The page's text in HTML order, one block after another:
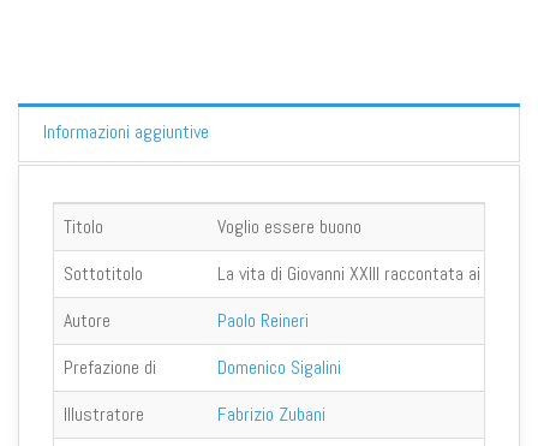
Informazioni aggiuntive
Titolo
Voglio essere buono
Sottotitolo
La vita di Giovanni XXIII raccontata ai ragazzi
Autore
Paolo Reineri
Prefazione di
Domenico Sigalini
Illustratore
Fabrizio Zubani